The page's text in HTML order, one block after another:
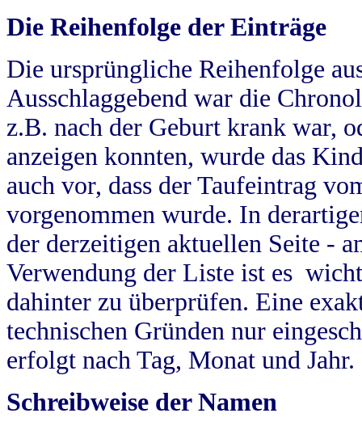
Die Reihenfolge der Einträge
Die ursprüngliche Reihenfolge
Ausschlaggebend war die
z.B. nach der Geburt krank war,
anzeigen konnten, wurde das
auch vor, dass der Taufeintrag
vorgenommen wurde. In
der derzeitigen aktuellen Seite -
Verwendung der Liste ist es
dahinter zu überprüfen. Eine
technischen Gründen nur
erfolgt nach Tag, Monat und Jahr.
Schreibweise der Namen